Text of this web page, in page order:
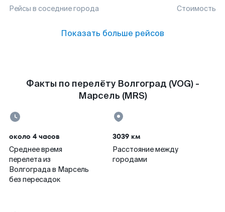
Рейсы в соседние города Стоимость
Показать больше рейсов
Факты по перелёту Волгоград (VOG) -
Марсель (MRS)
около 4 часов
Среднее время
перелета из
Волгограда в Марсель
без пересадок
3039 км
Расстояние между
городами